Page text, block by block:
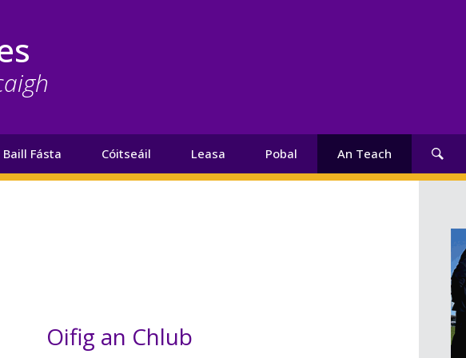
Baill Fásta Cóitseáil Leasa Pobal An Teach
Téasc
Oifig an Chlub